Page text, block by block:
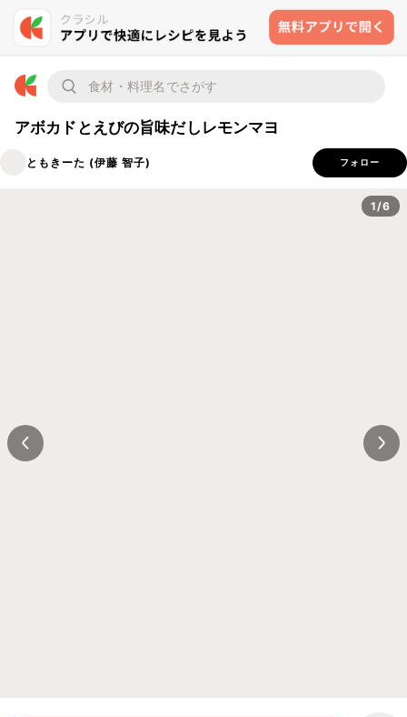
アボカドとえびの旨味だしレモンマヨ
ともきーた (伊藤 智子) フォロー
1/6